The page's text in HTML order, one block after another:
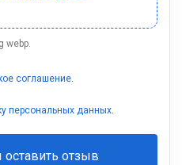
webp.
соглашение.
персональных данных.
оставить отзыв